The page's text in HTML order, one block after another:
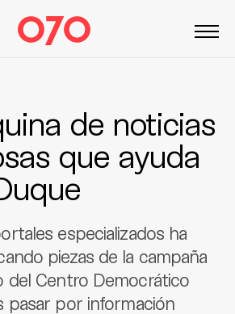
de noticias
que ayuda
especializados ha
piezas de la campaña
del Centro Democrático
pasar por información